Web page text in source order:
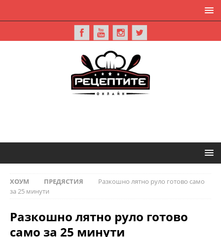
ХОУМ ПРЕДЯСТИЯ
Разкошно лятно руло готово само
за 25 минути
Разкошно лятно руло готово
само за 25 минути